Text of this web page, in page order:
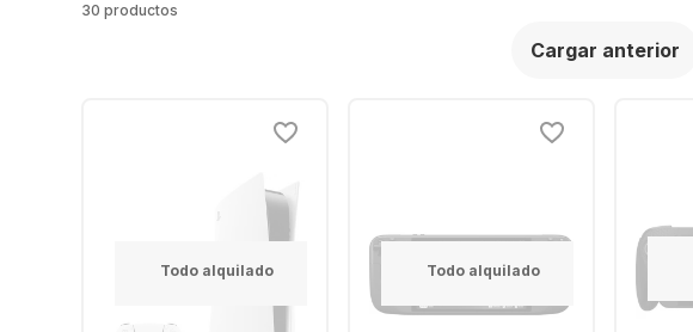
30 productos
Cargar anterior
Todo alquilado Todo alquilado